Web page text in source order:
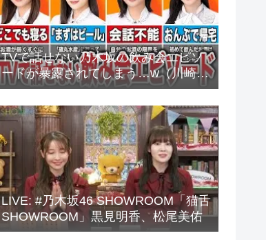
TVで話せない乃木坂の飲み会エピソ
ードが暴露されてしまう…w（川崎
桜、中西アルノ、梅澤美波、山下美
月、他）
LIVE: #乃木坂46 SHOWROOM「猫舌
SHOWROOM」黒見明香、松尾美佑